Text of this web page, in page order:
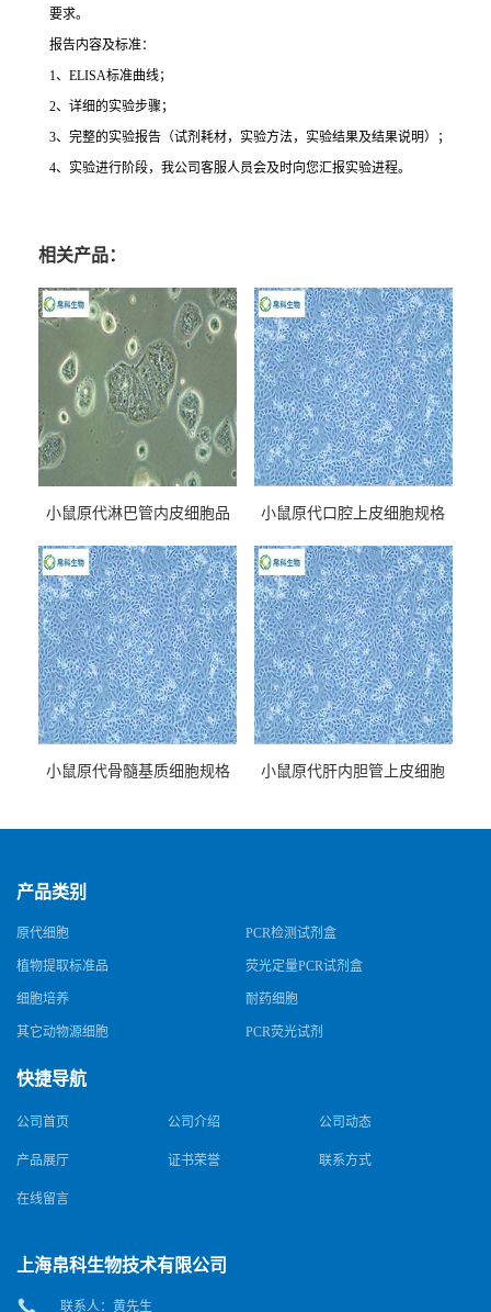
要求。
报告内容及标准：
1、 ELISA标准曲线；
2、详细的实验步骤；
3、完整的实验报告（试剂耗材，实验方法，实验结果及结果说明）；
4、实验进行阶段，我公司客服人员会及时向您汇报实验进程。
相关产品：
小鼠原代淋巴管内皮细胞品
小鼠原代口腔上皮细胞规格
小鼠原代骨髓基质细胞规格
小鼠原代肝内胆管上皮细胞
产品类别
原代细胞 PCR检测试剂盒
植物提取标准品 荧光定量PCR试剂盒
细胞培养 耐药细胞
其它动物源细胞 PCR荧光试剂
快捷导航
公司首页 公司介绍 公司动态
产品展厅 证书荣誉 联系方式
在线留言
上海帛科生物技术有限公司
联系人：黄先生